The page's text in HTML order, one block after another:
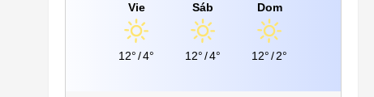
Vie
12° /4°
Sáb
12° /4°
Dom
12° /2°